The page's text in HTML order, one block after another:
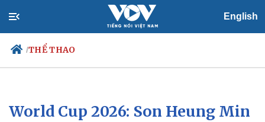
English
/THỂ THAO
Chính trị
Xã hội
World Cup 2026: Son Heung Min